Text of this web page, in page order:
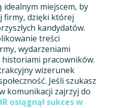
idealnym miejscem, by
firmy, dzięki której
kandydatów.
treści
wydarzeniami
pracowników.
wizerunek
Jeśli szukasz
komunikacji zajrzyj do
osiągnął sukces w